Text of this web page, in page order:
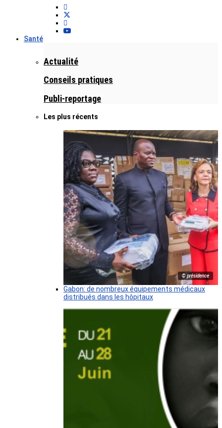
Santé
Actualité
Conseils pratiques
Publi-reportage
Les plus récents
© présidence
Gabon: de nombreux équipements médicaux
distribués dans les hôpitaux